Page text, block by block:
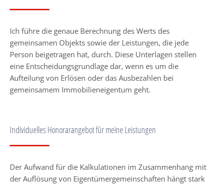
Ich führe die genaue Berechnung des Werts des
gemeinsamen Objekts sowie der Leistungen, die jede
Person beigetragen hat, durch. Diese Unterlagen stellen
eine Entscheidungsgrundlage dar, wenn es um die
Aufteilung von Erlösen oder das Ausbezahlen bei
gemeinsamem Immobilieneigentum geht.
Individuelles Honorarangebot für meine Leistungen
Der Aufwand für die Kalkulationen im Zusammenhang mit
der Auflösung von Eigentümergemeinschaften hängt stark